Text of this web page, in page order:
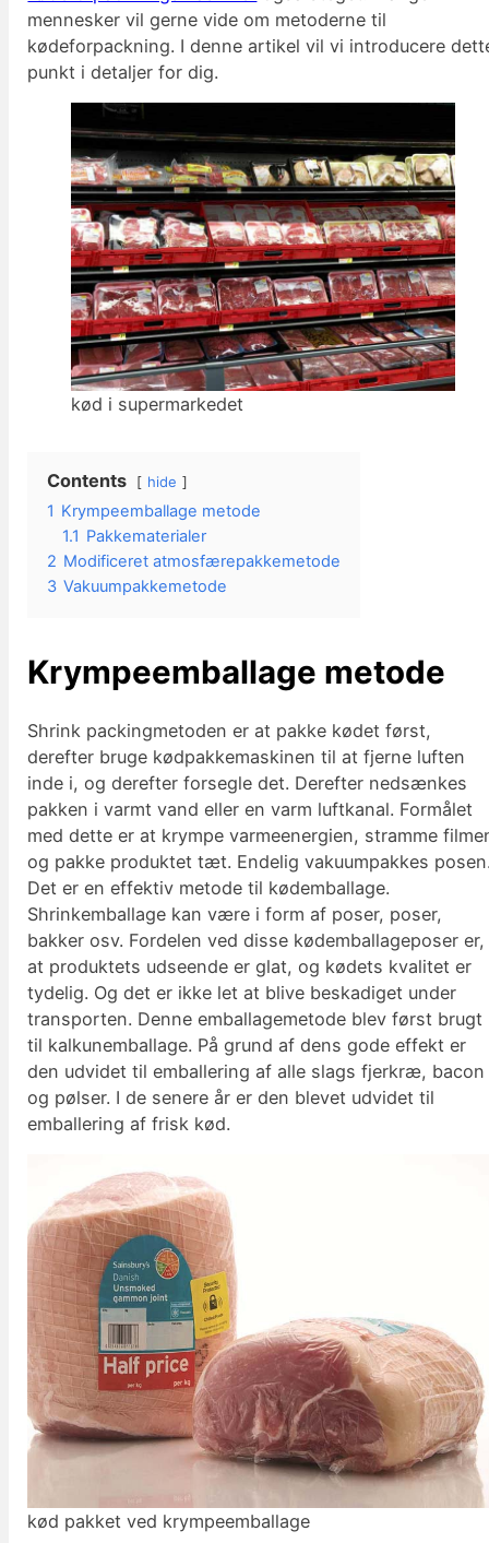
mennesker vil gerne vide om metoderne til
kødeforpackning. I denne artikel vil vi introducere
punkt i detaljer for dig.
kød i supermarkedet
Contents hide
1 Krympeemballage metode
1.1 Pakkematerialer
2 Modificeret atmosfærepakkemetode
3 Vakuumpakkemetode
Krympeemballage metode
Shrink packingmetoden er at pakke kødet først,
derefter bruge kødpakkemaskinen til at fjerne luften
inde i, og derefter forsegle det. Derefter nedsænkes
pakken i varmt vand eller en varm luftkanal. Formålet
med dette er at krympe varmeenergien, stramme
og pakke produktet tæt. Endelig vakuumpakkes
Det er en effektiv metode til kødemballage.
Shrinkemballage kan være i form af poser, poser,
bakker osv. Fordelen ved disse kødemballageposer er,
at produktets udseende er glat, og kødets kvalitet er
tydelig. Og det er ikke let at blive beskadiget under
transporten. Denne emballagemetode blev først brugt
til kalkunemballage. På grund af dens gode effekt er
den udvidet til emballering af alle slags fjerkræ, bacon
og pølser. I de senere år er den blevet udvidet til
emballering af frisk kød.
kød pakket ved krympeemballage